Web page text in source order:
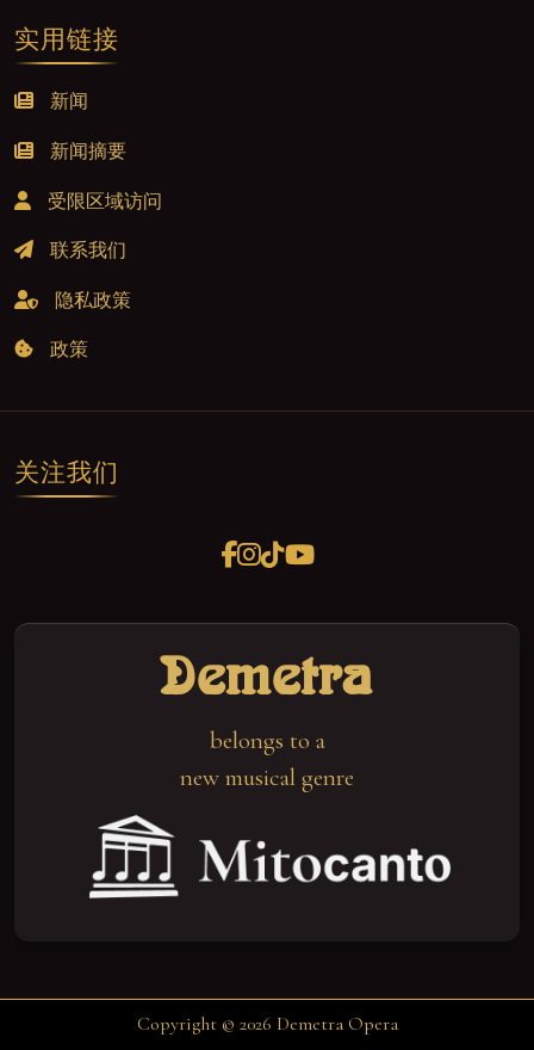
实用链接
新闻
新闻摘要
受限区域访问
联系我们
隐私政策
政策
关注我们
Demetra
belongs to a
new musical genre
Copyright © 2026 Demetra Opera